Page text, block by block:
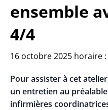
ensemble
4/4
16 octobre 2025 horaire :
Pour assister à cet
un entretien au préalable
infirmières